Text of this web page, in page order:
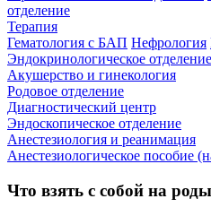
отделение
Терапия
Гематология с БАП Нефрология
Эндокринологическое отделение
Акушерство и гинекология
Родовое отделение
Диагностический центр
Эндоскопическое отделение
Анестезиология и реанимация
Анестезиологическое пособие
Что взять с собой на